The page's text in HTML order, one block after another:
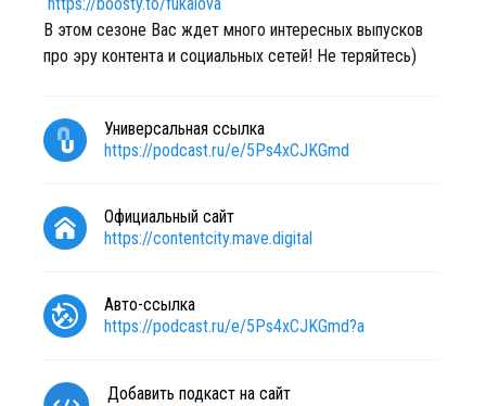
В этом сезоне Вас ждет много интересных выпусков
про эру контента и социальных сетей! Не теряйтесь)
Универсальная ссылка
https://podcast.ru/e/5Ps4xCJKGmd
Официальный сайт
https://contentcity.mave.digital
Авто-ссылка
https://podcast.ru/e/5Ps4xCJKGmd?a
Добавить подкаст на сайт